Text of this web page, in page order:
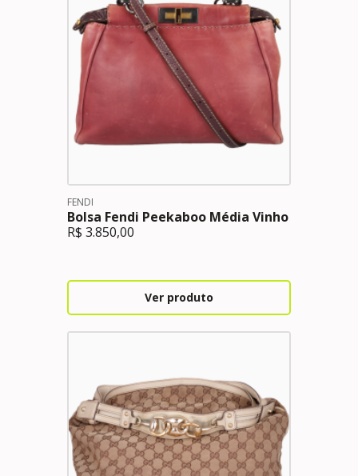
FENDI
Bolsa Fendi Peekaboo Média Vinho
R$ 3.850,00
Ver produto